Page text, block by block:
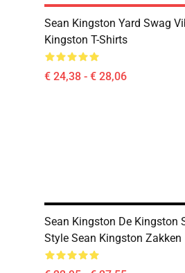
Sean Kingston Yard Swag
Kingston T-Shirts
€ 24,38 - € 28,06
Sean Kingston De Kingston
Style Sean Kingston Zakken